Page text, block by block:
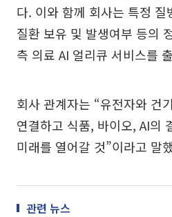
다. 이와 함께 회사는 특정 질
질환 보유 및 발생여부 등의
측 의료 AI 얼리큐 서비스를
회사 관계자는 “유전자와 건
연결하고 식품, 바이오, AI의
미래를 열어갈 것”이라고 말
관련 뉴스